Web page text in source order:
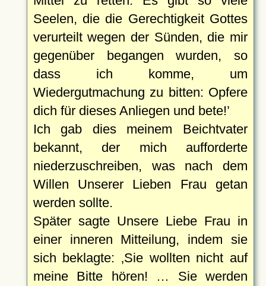
Seelen, die die Gerechtigkeit Gottes
verurteilt wegen der Sünden, die mir
gegenüber begangen wurden, so
dass ich komme, um
Wiedergutmachung zu bitten: Opfere
dich für dieses Anliegen und bete!
Ich gab dies meinem Beichtvater
bekannt, der mich aufforderte
niederzuschreiben, was nach dem
Willen Unserer Lieben Frau getan
werden sollte.
Später sagte Unsere Liebe Frau in
einer inneren Mitteilung, indem sie
sich beklagte:
Sie wollten nicht auf
meine Bitte hören! … Sie werden